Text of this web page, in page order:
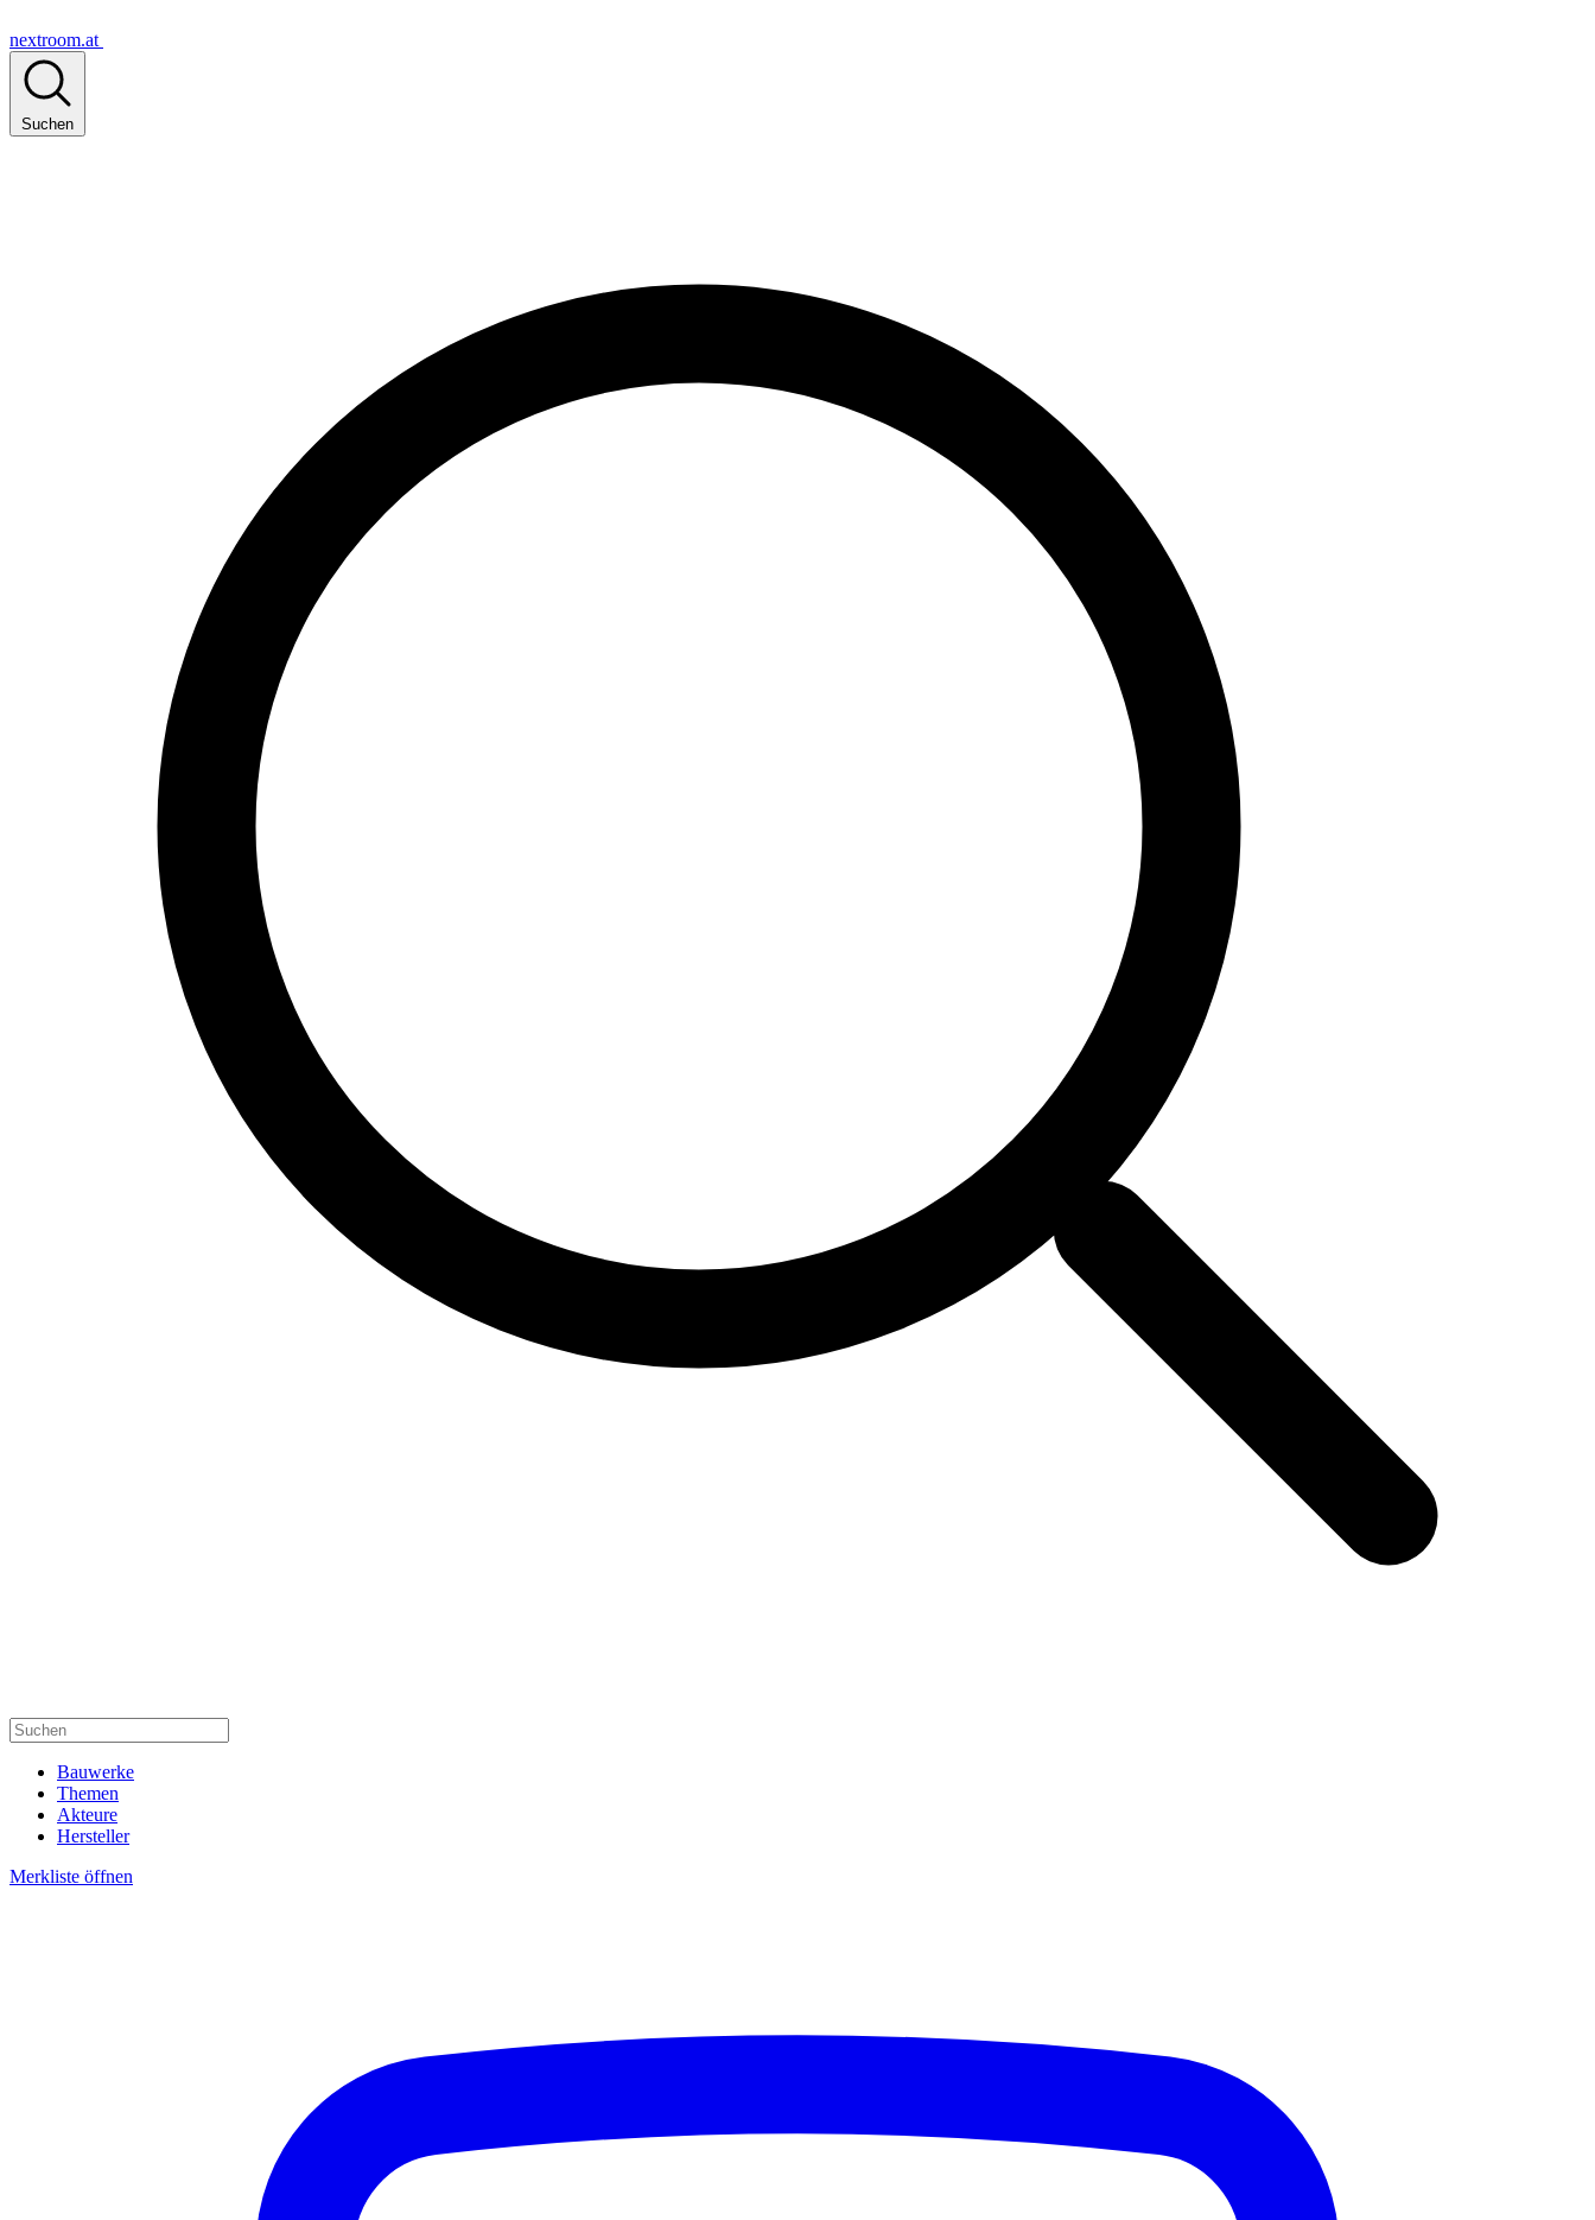
nextroom.at
Suchen
Bauwerke
Themen
Akteure
Hersteller
Merkliste öffnen